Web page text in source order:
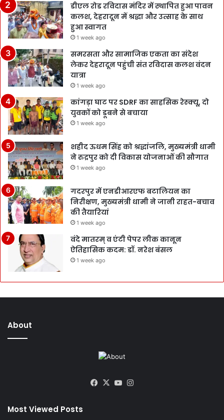
डीएल रोड रविदास मंदिर में स्थापित हुआ पावन
कलश, देहरादून में श्रद्धा और उत्साह के साथ
हुआ स्वागत
1 week ago
समरसता और सामाजिक एकता का संदेश
लेकर देहरादून पहुंची संत रविदास कलश वंदन
यात्रा
1 week ago
कांगड़ा घाट पर SDRF का साहसिक रेस्क्यू, दो
युवकों को डूबने से बचाया
1 week ago
शहीद ऊधम सिंह को श्रद्धांजलि, मुख्यमंत्री धामी
ने रुद्रपुर को दी विकास योजनाओं की सौगात
1 week ago
गदरपुर में एनडीआरएफ बटालियन का
निरीक्षण, मुख्यमंत्री धामी ने जानी राहत-बचाव
की तैयारियां
1 week ago
वंदे मातरम् व एंटी पेपर लीक कानून
ऐतिहासिक कदम: डॉ. नरेश बंसल
1 week ago
About
Facebook
X YouTube
Most Viewed Posts